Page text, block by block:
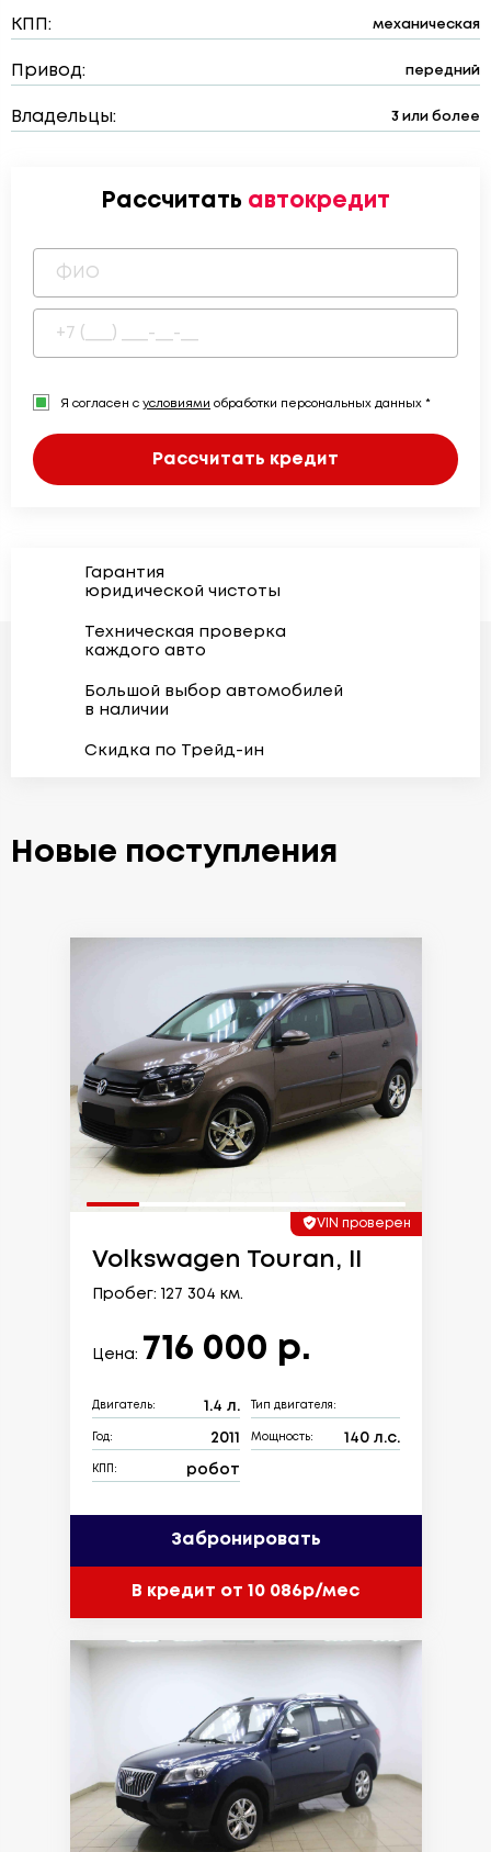
КПП: механическая
Привод: передний
Владельцы: 3 или более
Рассчитать автокредит
Я согласен с условиями обработки персональных данных *
Рассчитать кредит
Гарантия
юридической чистоты
Техническая проверка
каждого авто
Большой выбор автомобилей
в наличии
Скидка по Трейд-ин
Новые поступления
VIN проверен
Volkswagen Touran, II
Пробег: 127 304 км.
Цена: 716 000 р.
Двигатель: 1.4 л. Тип двигателя:
Год: 2011 Мощность: 140 л.с.
КПП: робот
Забронировать
В кредит от 10 086р/мес